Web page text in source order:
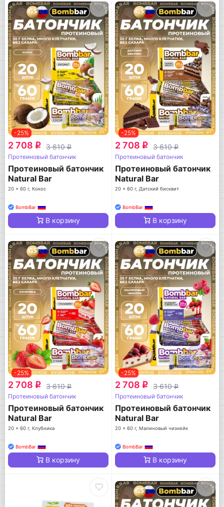
-25%
2 708 q 3 610q
Протеиновый батончик
Протеиновый батончик
Natural Bar
20 x 60 г, Кокос
BombBar
В корзину
-25%
2 708 q 3 610q
Протеиновый батончик
Протеиновый батончик
Natural Bar
20 x 60 г, Датский бисквит
BombBar
В корзину
-25%
2 708 q 3 610q
Протеиновый батончик
Протеиновый батончик
Natural Bar
20 x 60 г, Клубника
BombBar
В корзину
-25%
2 708 q 3 610q
Протеиновый батончик
Протеиновый батончик
Natural Bar
20 x 60 г, Малиновый чизкейк
BombBar
В корзину